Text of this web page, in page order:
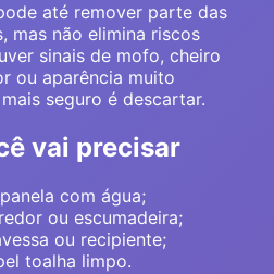
até remover parte das
mas não elimina riscos
sinais de mofo, cheiro
ou aparência muito
seguro é descartar.
vai precisar
com água;
ou escumadeira;
ou recipiente;
toalha limpo.